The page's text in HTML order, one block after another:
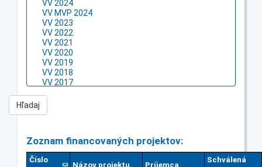
Zoznam financovaných projektov:
Číslo
Názov projektu Príjemca
Schválená